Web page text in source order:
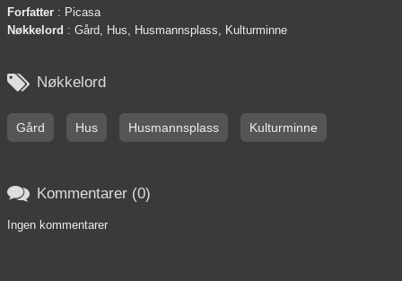
Forfatter : Picasa
Nøkkelord : Gård, Hus, Husmannsplass, Kulturminne
 Nøkkelord
Gård Hus Husmannsplass Kulturminne
 Kommentarer (0)
Ingen kommentarer